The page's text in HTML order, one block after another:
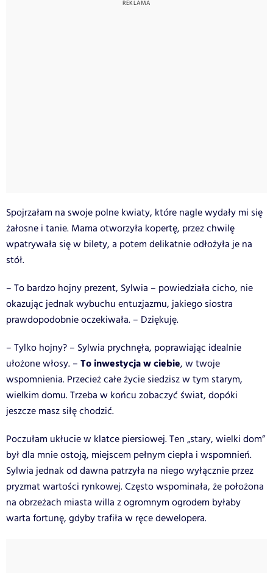
Spojrzałam na swoje polne kwiaty, które nagle wydały mi się
żałosne i tanie. Mama otworzyła kopertę, przez chwilę
wpatrywała się w bilety, a potem delikatnie odłożyła je na
stół.
– To bardzo hojny prezent, Sylwia – powiedziała cicho, nie
okazując jednak wybuchu entuzjazmu, jakiego siostra
prawdopodobnie oczekiwała. – Dziękuję.
– Tylko hojny? – Sylwia prychnęła, poprawiając idealnie
ułożone włosy. – To inwestycja w ciebie, w twoje
wspomnienia. Przecież całe życie siedzisz w tym starym,
wielkim domu. Trzeba w końcu zobaczyć świat, dopóki
jeszcze masz siłę chodzić.
Poczułam ukłucie w klatce piersiowej. Ten „stary, wielki dom”
był dla mnie ostoją, miejscem pełnym ciepła i wspomnień.
Sylwia jednak od dawna patrzyła na niego wyłącznie przez
pryzmat wartości rynkowej. Często wspominała, że położona
na obrzeżach miasta willa z ogromnym ogrodem byłaby
warta fortunę, gdyby trafiła w ręce dewelopera.